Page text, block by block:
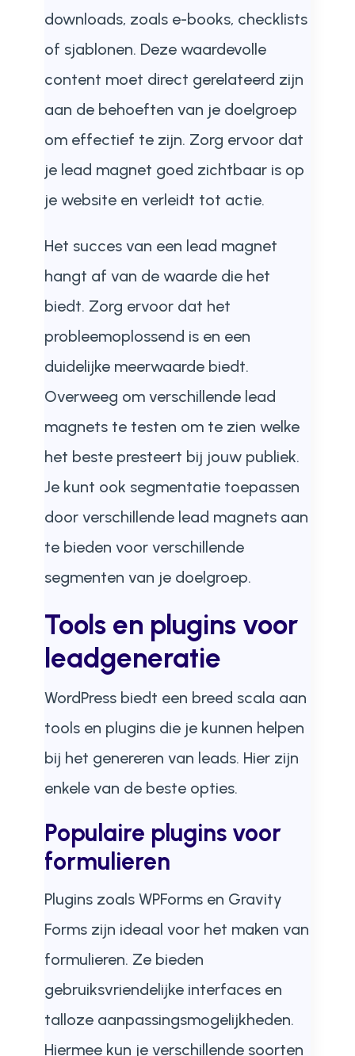
downloads, zoals e-books, checklists
of sjablonen. Deze waardevolle
content moet direct gerelateerd zijn
aan de behoeften van je doelgroep
om effectief te zijn. Zorg ervoor dat
je lead magnet goed zichtbaar is op
je website en verleidt tot actie.
Het succes van een lead magnet
hangt af van de waarde die het
biedt. Zorg ervoor dat het
probleemoplossend is en een
duidelijke meerwaarde biedt.
Overweeg om verschillende lead
magnets te testen om te zien welke
het beste presteert bij jouw publiek.
Je kunt ook segmentatie toepassen
door verschillende lead magnets aan
te bieden voor verschillende
segmenten van je doelgroep.
Tools en plugins voor
leadgeneratie
WordPress biedt een breed scala aan
tools en plugins die je kunnen helpen
bij het genereren van leads. Hier zijn
enkele van de beste opties.
Populaire plugins voor
formulieren
Plugins zoals WPForms en Gravity
Forms zijn ideaal voor het maken van
formulieren. Ze bieden
gebruiksvriendelijke interfaces en
talloze aanpassingsmogelijkheden.
Hiermee kun je verschillende soorten